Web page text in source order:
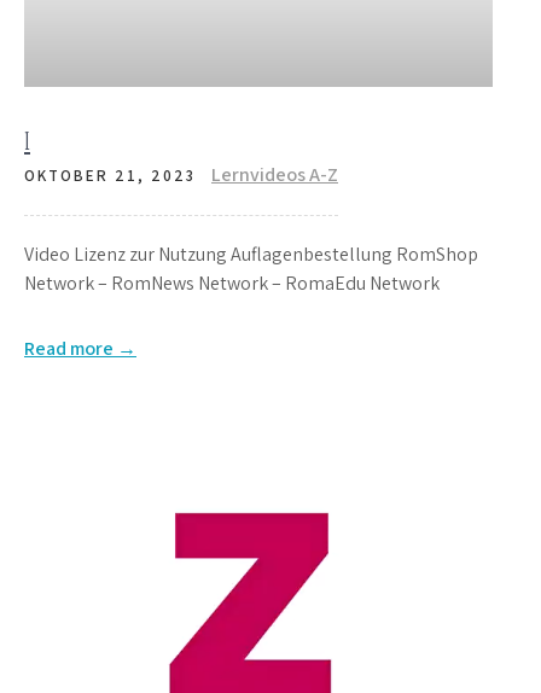
i
OKTOBER 21, 2023 Lernvideos A-Z
Video Lizenz zur Nutzung Auflagenbestellung RomShop
Network – RomNews Network – RomaEdu Network
Read more →